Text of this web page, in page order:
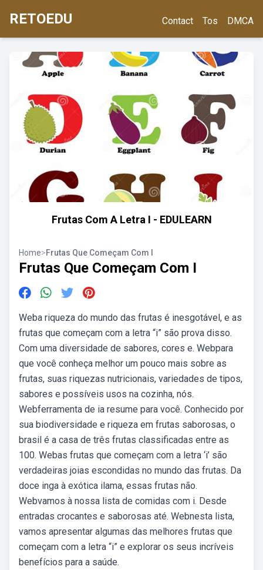
RETOEDU Contact Tos DMCA
Frutas Com A Letra I - EDULEARN
Home>Frutas Que Começam Com I
Frutas Que Começam Com I
Weba riqueza do mundo das frutas é inesgotável, e as
frutas que começam com a letra “i” são prova disso.
Com uma diversidade de sabores, cores e. Webpara
que você conheça melhor um pouco mais sobre as
frutas, suas riquezas nutricionais, variedades de tipos,
sabores e possíveis usos na cozinha, nós.
Webferramenta de ia resume para você. Conhecido por
sua biodiversidade e riqueza em frutas saborosas, o
brasil é a casa de três frutas classificadas entre as
100. Webas frutas que começam com a letra ‘i’ são
verdadeiras joias escondidas no mundo das frutas. Da
doce inga à exótica ilama, essas frutas não.
Webvamos à nossa lista de comidas com i. Desde
entradas crocantes e saborosas até. Webnesta lista,
vamos apresentar algumas das melhores frutas que
começam com a letra “i” e explorar os seus incríveis
benefícios para a saúde.